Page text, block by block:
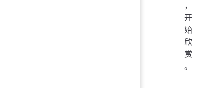
，
开
始
欣
赏
。